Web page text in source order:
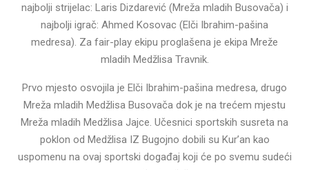
najbolji strijelac: Laris Dizdarević (Mreža mladih Busovača) i
najbolji igrač: Ahmed Kosovac (Elči Ibrahim-pašina
medresa). Za fair-play ekipu proglašena je ekipa Mreže
mladih Medžlisa Travnik.
Prvo mjesto osvojila je Elči Ibrahim-pašina medresa, drugo
Mreža mladih Medžlisa Busovača dok je na trećem mjestu
Mreža mladih Medžlisa Jajce. Učesnici sportskih susreta na
poklon od Medžlisa IZ Bugojno dobili su Kur’an kao
uspomenu na ovaj sportski događaj koji će po svemu sudeći